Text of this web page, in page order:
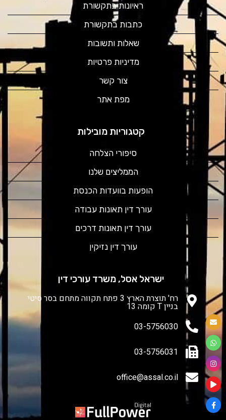
ראיונות בתקשורת
כתבות בתקשורת
שאלות ותשובות
מדיניות פרטיות
צור קשר
מפת אתר
קטגוריות מובילות
סיפורי הצלחה
הממליצים שלנו
הופעות בוועדות הכנסת
עורך דין תאונות עבודה
עורך דין תאונות דרכים
עורך דין נזיקין
ישראל אסל, משרד עורכי דין
רח' תוצרת הארץ 3 פתח תקווה מתחם בסר סיטי
בניין T קומה 13
03-5756030
03-5756031
office@assal.co.il